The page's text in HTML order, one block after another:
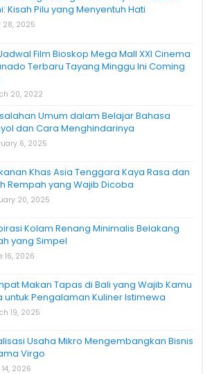
Kisah Pilu yang Menyentuh Hati
28, 2025
Film Bioskop Mega Mall XXI Cinema
Terbaru Tayang Minggu Ini Coming
20, 2022
Umum dalam Belajar Bahasa
dan Cara Menghindarinya
6, 2025
Khas Asia Tenggara Kaya Rasa dan
Rempah yang Wajib Dicoba
20, 2025
Kolam Renang Minimalis Belakang
yang Simpel
16, 2026
Makan Tapas di Bali yang Wajib Kamu
untuk Pengalaman Kuliner Istimewa
19, 2025
Usaha Mikro Mengembangkan Bisnis
Virgo
2026